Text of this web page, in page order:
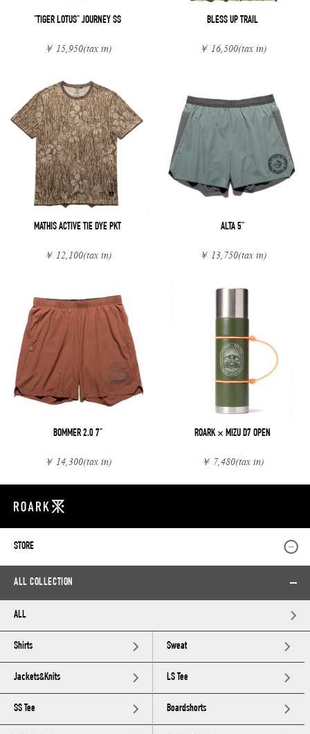
"TIGER LOTUS" JOURNEY SS
￥ 15,950(tax in)
BLESS UP TRAIL
￥ 16,500(tax in)
MATHIS ACTIVE TIE DYE PKT
￥ 12,100(tax in)
ALTA 5"
￥ 13,750(tax in)
BOMMER 2.0 7"
￥ 14,300(tax in)
ROARK × MIZU D7 OPEN
￥ 7,480(tax in)
STORE
ALL COLLECTION
ALL
Shirts Sweat
Jackets&Knits LS Tee
SS Tee Boardshorts